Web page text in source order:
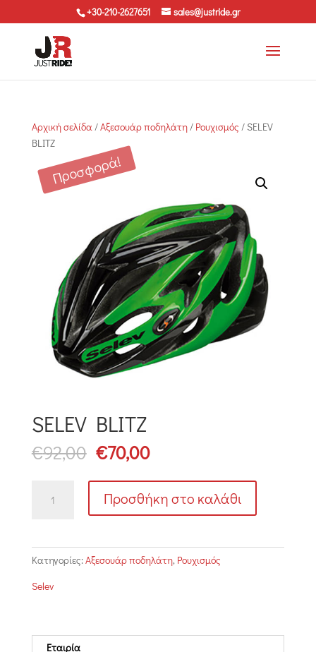
+30-210-2627651 sales@justride.gr
Αρχική σελίδα/Αξεσουάρ ποδηλάτη/ Ρουχισμός / SELEV
BLITZ
Προσφορά!
SELEV BLITZ
€92,00 Original
price
was:
€92,00.
€70,00Η
τιμή
είναι:
€70,00.
BLITZ
Προσθήκη στο καλάθι
Κατηγορίες: Αξεσουάρ ποδηλάτη, Ρουχισμός
Selev
Εταιρία